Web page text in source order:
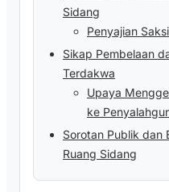
Sidang
Penyajian
Sikap Pembelaan
Terdakwa
Upaya
ke
Sorotan Publik dan
Ruang Sidang